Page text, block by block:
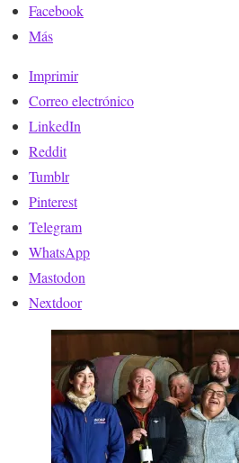
Facebook
Más
Imprimir
Correo electrónico
LinkedIn
Reddit
Tumblr
Pinterest
Telegram
WhatsApp
Mastodon
Nextdoor